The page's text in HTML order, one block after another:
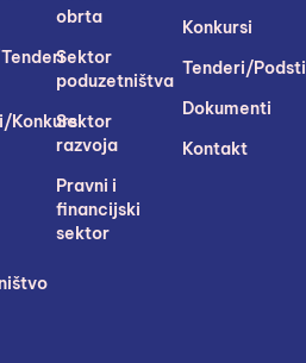
Konkursi
Tenderi/
Dokumenti
Kontakt
obrta
Sektor
poduzetništva
Sektor
razvoja
Pravni i
financijski
sektor
Konkursi